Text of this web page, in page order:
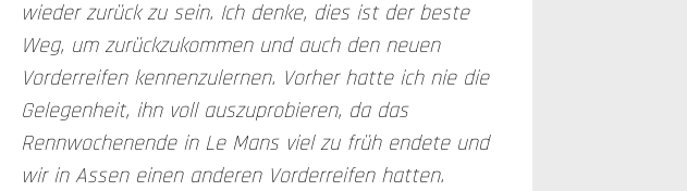
wieder zurück zu sein. Ich denke, dies ist der beste
Weg, um zurückzukommen und auch den neuen
Vorderreifen kennenzulernen. Vorher hatte ich nie die
Gelegenheit, ihn voll auszuprobieren, da das
Rennwochenende in Le Mans viel zu früh endete und
wir in Assen einen anderen Vorderreifen hatten.